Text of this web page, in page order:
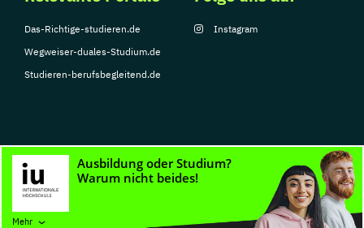
Mehr
Das-Richtige-studieren.de
Wegweiser-duales-Studium.de
Studieren-berufsbegleitend.de
Instagram
© Copyright 2026, TarGroup Media GmbH
Nutzungsbedingungen